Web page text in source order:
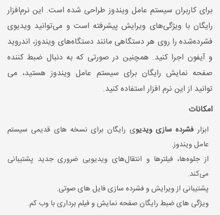
برای کاربران سیستم عامل ویندوز طراحی شده است. این نرم‌افزار
رایگان با ویژگی‌های ویرایش پیشرفته است و می‌توانید ویدیوی
فشرده‌شده را روی هر دستگاهی مانند دستگاه‌های ویندوز، اندروید
و آیفون اجرا کنید. همچنین در صورتی که به دنبال ضبط کننده
صفحه نمایش رایگان برای سیستم عامل ویندوز هستید، می
توانید از این نرم افزار استفاده کنید.
امکانات
ابزار فشرده سازی ویدیوی رایگان برای نسخه های قدیمی سیستم
عامل ویندوز.
از جلوه‌ها، فیلترها و انتقال‌های ویدیویی ضروری جدید پشتیبانی
می‌کند.
پشتیبانی از ویرایش و فشرده سازی فایل های صوتی.
ویژگی های ضبط رایگان صفحه نمایش و فیلم برداری با وب کم.